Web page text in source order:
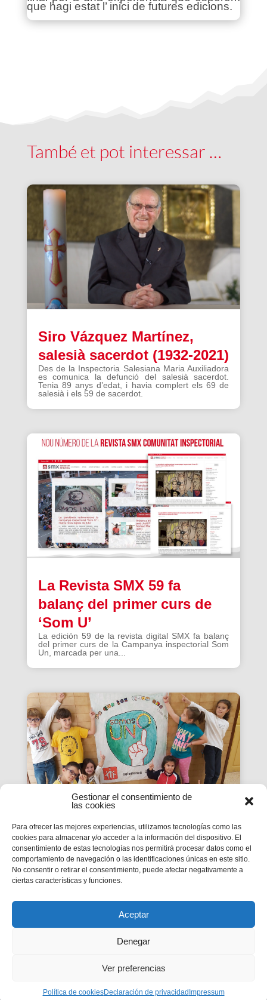
Gestionar el consentimiento de
las cookies
Para ofrecer las mejores experiencias, utilizamos tecnologías como las
cookies para almacenar y/o acceder a la información del dispositivo. El
consentimiento de estas tecnologías nos permitirá procesar datos como el
comportamiento de navegación o las identificaciones únicas en este sitio.
No consentir o retirar el consentimiento, puede afectar negativamente a
ciertas características y funciones.
Aceptar
Denegar
Ver preferencias
Política de cookiesDeclaración de privacidad Impressum
que hagi estat l’ inici de futures edicions.
També et pot interessar …
Siro Vázquez Martínez,
salesià sacerdot (1932-2021)
Des de la Inspectoria Salesiana Maria Auxiliadora
es comunica la defunció del salesià sacerdot.
Tenia 89 anys d’edat, i havia complert els 69 de
salesià i els 59 de sacerdot.
La Revista SMX 59 fa
balanç del primer curs de
‘Som U’
La edición 59 de la revista digital SMX fa balanç
del primer curs de la Campanya inspectorial Som
Un, marcada per una...
La Revista SMX 59 hace
balance del primer curso de
'Somos Uno'
balance del primer curso de la Campaña
inspectorial Somos Uno, marcada...
Privacidad|Aviso legal|Política de cookies